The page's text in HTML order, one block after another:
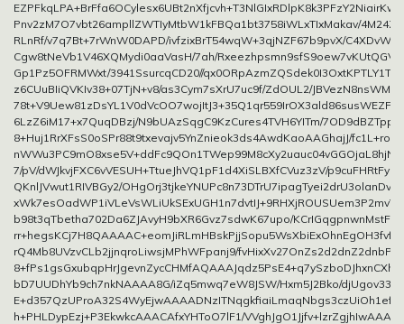
Pnv2zM7O7vbt26ampllZWTIyMtbW1kFBQa1bt3758iWLxTIxMakav/
RLnRf/v7q7Bt+7rWnW0DAPD/ivfzixBrT54wqW+3qjNZF67b9pvX/
Cgw8tNeVb1V46XQMydi0aaVasH/7ah/Rxeezhpsmn9sfS9oew7vKUtQGV/
Gp1Pz5OFRMWxt/3941SsurcqCD20//
z6CUuBIiQVKIv38+07TjN+v8/as3Cym7sXrU7uc9f/ZdOUL2/
6LzZ6iM17+x7QuqDBzj/N9bUAzSqgC9KzCures4TVH6YITm/
8+Huj1RrXFsS0oSPr88t9txevajv5YnZnieok3ds4AwdKaoAAGhajJ/
7/pV/dWJkvjFXC6vVESUH+TtueJhVQ1pF1d4XiSLBXfCVuz3zV/
QKnlJVwut1RIVBGy2/
b98t3qTbetha702Da6ZJAvyH9bXR6Gvz7sdwK67upo/
rQ4Mb8UVzvCLb2jjnqroLiwsjMPhWFpanj9/
bD7UUDhYb9ch7nkNAAAA8G/iZq5mwq7eW8JSW/Hxm5J2Bko/
h+PHLDypEzj+P3EkwkcAAACAfxYHToO7lF1/